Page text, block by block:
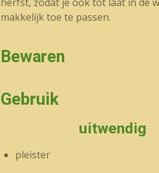
makkelijk toe te passen.
Bewaren
Gebruik
uitwendig
pleister